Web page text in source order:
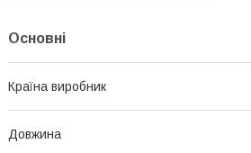
Основні
Країна виробник
Довжина